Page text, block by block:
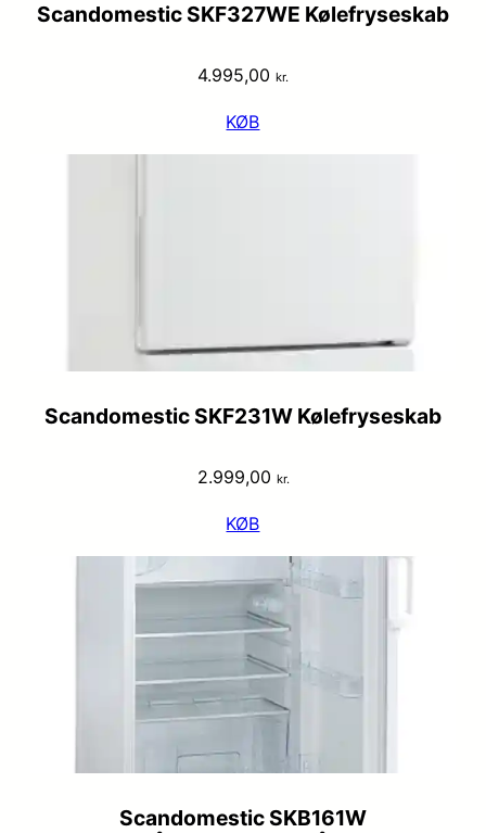
Scandomestic SKF327WE Kølefryseskab
4.995,00 kr.
KØB
Scandomestic SKF231W Kølefryseskab
2.999,00 kr.
KØB
Scandomestic SKB161W